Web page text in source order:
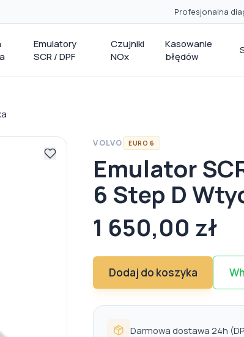
Profesjonalna
Emulatory
SCR / DPF
Czujniki
NOx
Kasowanie
błędów
VOLVO EURO 6
Emulator
6 Step D
1 650,00 zł
Dodaj do koszyka
Darmowa dostawa 24h